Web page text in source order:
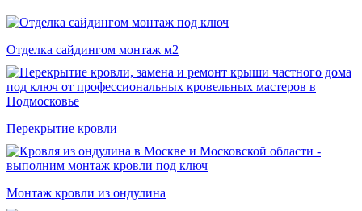
Отделка сайдингом монтаж м2
Перекрытие кровли
Монтаж кровли из ондулина